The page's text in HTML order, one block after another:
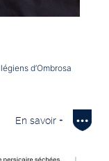
d’Ombrosa
En savoir +